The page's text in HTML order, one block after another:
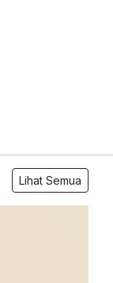
Lihat Semua